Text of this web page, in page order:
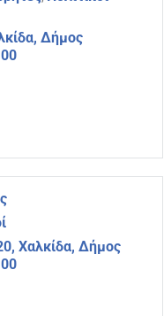
Δήμος
Χαλκίδα, Δήμος